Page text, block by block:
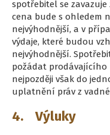
spotřebitel se
cena bude s ohledem
nejvýhodnější, a v
výdaje, které budou
nejvýhodnější.
požádat prodávajícího
nejpozději však do
uplatnění práv z
4. Výluky